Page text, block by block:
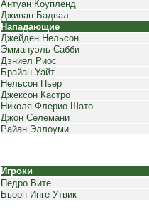
Антуан Коупленд
Дживан Бадвал
Нападающие
Джейден Нельсон
Эммануэль Сабби
Дэниел Риос
Брайан Уайт
Нельсон Пьер
Джексон Кастро
Николя Флерио Шато
Джон Селемани
Райан Эллоуми
Игроки
Педро Вите
Бьорн Инге Утвик